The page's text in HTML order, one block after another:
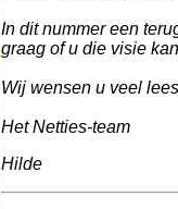
In dit nummer een
graag of u die visie
Wij wensen u veel
Het Netties-team
Hilde